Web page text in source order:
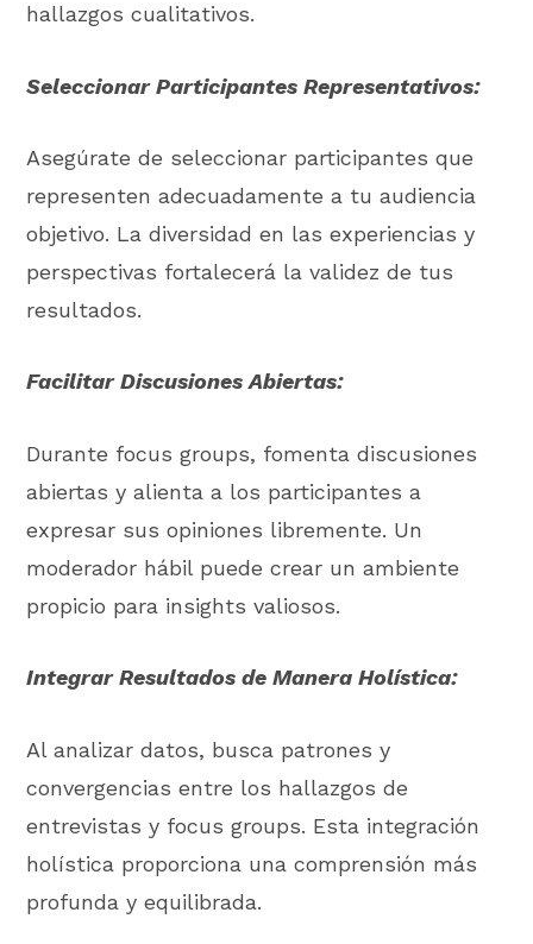
hallazgos cualitativos.
Seleccionar Participantes Representativos:
Asegúrate de seleccionar participantes que
representen adecuadamente a tu audiencia
objetivo. La diversidad en las experiencias y
perspectivas fortalecerá la validez de tus
resultados.
Facilitar Discusiones Abiertas:
Durante focus groups, fomenta discusiones
abiertas y alienta a los participantes a
expresar sus opiniones libremente. Un
moderador hábil puede crear un ambiente
propicio para insights valiosos.
Integrar Resultados de Manera Holística:
Al analizar datos, busca patrones y
convergencias entre los hallazgos de
entrevistas y focus groups. Esta integración
holística proporciona una comprensión más
profunda y equilibrada.